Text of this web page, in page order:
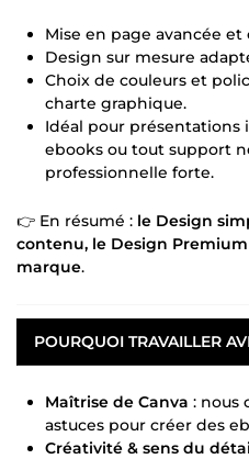
Mise en page avancée et
Design sur mesure
Choix de couleurs et
charte graphique.
Idéal pour présentations
ebooks ou tout support
professionnelle forte.
👉 En résumé : le Design
contenu, le Design
marque.
POURQUOI TRAVAILLER
Maîtrise de Canva : nous
astuces pour créer des
Créativité & sens du